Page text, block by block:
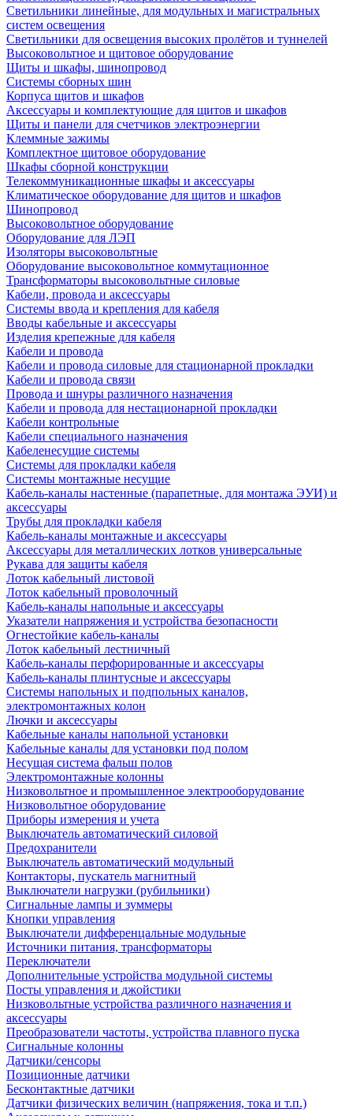
Светильники линейные, для модульных и магистральных
систем освещения
Светильники для освещения высоких пролётов и туннелей
Высоковольтное и щитовое оборудование
Щиты и шкафы, шинопровод
Системы сборных шин
Корпуса щитов и шкафов
Аксессуары и комплектующие для щитов и шкафов
Щиты и панели для счетчиков электроэнергии
Клеммные зажимы
Комплектное щитовое оборудование
Шкафы сборной конструкции
Телекоммуникационные шкафы и аксессуары
Климатическое оборудование для щитов и шкафов
Шинопровод
Высоковольтное оборудование
Оборудование для ЛЭП
Изоляторы высоковольтные
Оборудование высоковольтное коммутационное
Трансформаторы высоковольтные силовые
Кабели, провода и аксессуары
Системы ввода и крепления для кабеля
Вводы кабельные и аксессуары
Изделия крепежные для кабеля
Кабели и провода
Кабели и провода силовые для стационарной прокладки
Кабели и провода связи
Провода и шнуры различного назначения
Кабели и провода для нестационарной прокладки
Кабели контрольные
Кабели специального назначения
Кабеленесущие системы
Системы для прокладки кабеля
Системы монтажные несущие
Кабель-каналы настенные (парапетные, для монтажа ЭУИ) и
аксессуары
Трубы для прокладки кабеля
Кабель-каналы монтажные и аксессуары
Аксессуары для металлических лотков универсальные
Рукава для защиты кабеля
Лоток кабельный листовой
Лоток кабельный проволочный
Кабель-каналы напольные и аксессуары
Указатели напряжения и устройства безопасности
Огнестойкие кабель-каналы
Лоток кабельный лестничный
Кабель-каналы перфорированные и аксессуары
Кабель-каналы плинтусные и аксессуары
Системы напольных и подпольных каналов,
электромонтажных колон
Лючки и аксессуары
Кабельные каналы напольной установки
Кабельные каналы для установки под полом
Несущая система фальш полов
Электромонтажные колонны
Низковольтное и промышленное электрооборудование
Низковольтное оборудование
Приборы измерения и учета
Выключатель автоматический силовой
Предохранители
Выключатель автоматический модульный
Контакторы, пускатель магнитный
Выключатели нагрузки (рубильники)
Сигнальные лампы и зуммеры
Кнопки управления
Выключатели дифференцальные модульные
Источники питания, трансформаторы
Переключатели
Дополнительные устройства модульной системы
Посты управления и джойстики
Низковольтные устройства различного назначения и
аксессуары
Преобразователи частоты, устройства плавного пуска
Сигнальные колонны
Датчики/сенсоры
Позиционные датчики
Бесконтактные датчики
Датчики физических величин (напряжения, тока и т.п.)